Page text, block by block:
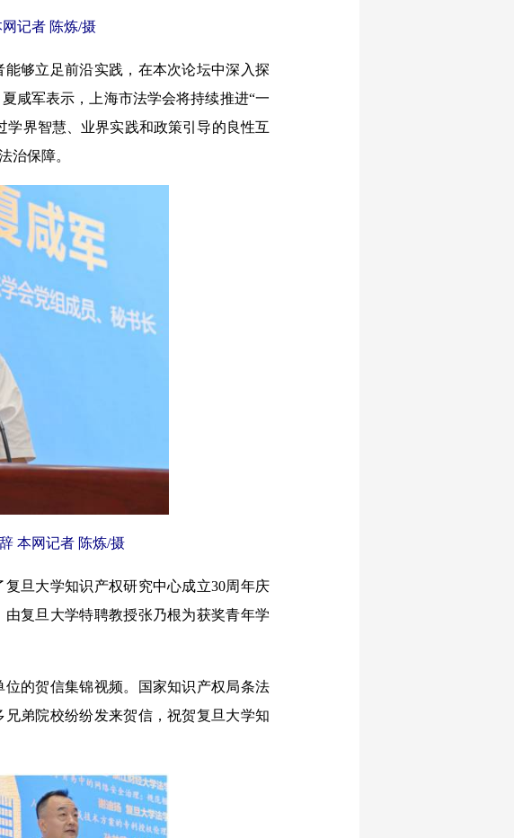
记者 陈炼/摄
够立足前沿实践，在本次论坛中深入探
咸军表示，上海市法学会将持续推进“一
界智慧、业界实践和政策引导的良性互
治保障。
本网记者 陈炼/摄
旦大学知识产权研究中心成立30周年庆
复旦大学特聘教授张乃根为获奖青年学
的贺信集锦视频。国家知识产权局条法
弟院校纷纷发来贺信，祝贺复旦大学知